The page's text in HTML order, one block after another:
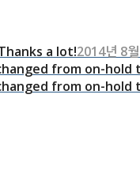
a lot!2014년 8
from on-hold
from on-hold